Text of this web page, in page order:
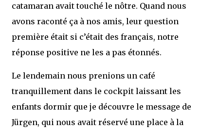
catamaran avait touché le nôtre. Quand nous
avons raconté ça à nos amis, leur question
première était si c’était des français, notre
réponse positive ne les a pas étonnés.
Le lendemain nous prenions un café
tranquillement dans le cockpit laissant les
enfants dormir que je découvre le message de
Jürgen, qui nous avait réservé une place à la